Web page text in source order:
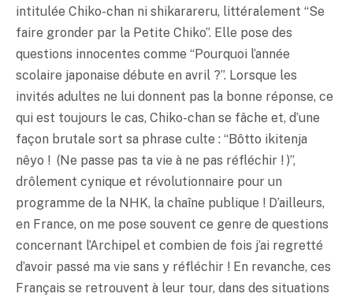
intitulée Chiko-chan ni shikarareru, littéralement “Se
faire gronder par la Petite Chiko”. Elle pose des
questions innocentes comme “Pourquoi l’année
scolaire japonaise débute en avril ?”. Lorsque les
invités adultes ne lui donnent pas la bonne réponse, ce
qui est toujours le cas, Chiko-chan se fâche et, d’une
façon brutale sort sa phrase culte : “Bôtto ikitenja
nêyo ! (Ne passe pas ta vie à ne pas réfléchir ! )”,
drôlement cynique et révolutionnaire pour un
programme de la NHK, la chaîne publique ! D’ailleurs,
en France, on me pose souvent ce genre de questions
concernant l’Archipel et combien de fois j’ai regretté
d’avoir passé ma vie sans y réfléchir ! En revanche, ces
Français se retrouvent à leur tour, dans des situations